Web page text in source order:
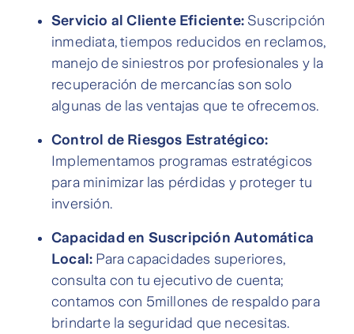
Servicio al Cliente Eficiente: Suscripción
inmediata, tiempos reducidos en reclamos,
manejo de siniestros por profesionales y la
recuperación de mercancías son solo
algunas de las ventajas que te ofrecemos.
Control de Riesgos Estratégico:
Implementamos programas estratégicos
para minimizar las pérdidas y proteger tu
inversión.
Capacidad en Suscripción Automática
Local: Para capacidades superiores,
consulta con tu ejecutivo de cuenta;
contamos con 5millones de respaldo para
brindarte la seguridad que necesitas.